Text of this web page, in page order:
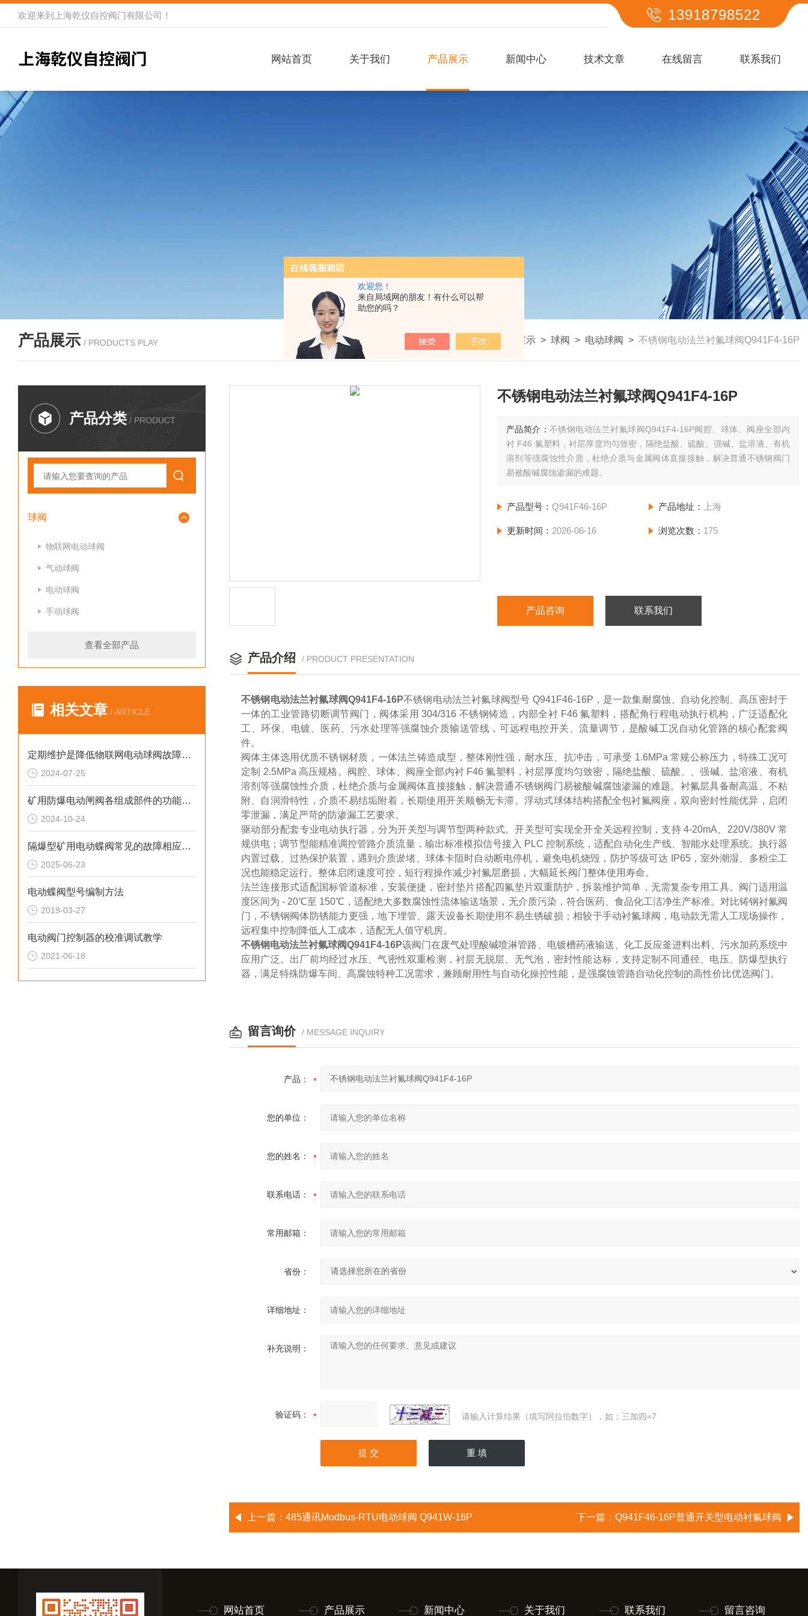
欢迎您！
来自局域网的朋友！有什么可以帮
助您的吗？
欢迎来到 上海乾仪自控阀门有限公司 ！ 13918798522
网站首页 关于我们 产品展示 新闻中心 技术文章 在线留言 联系我们
产品展示 / PRODUCTS PLAY 我的位置： 首页> 产品展示 > 球阀 > 电动球阀 > 不锈钢电动法兰衬氟球阀Q941F4-16P
产品分类 / PRODUCT
球阀
物联网电动球阀
气动球阀
电动球阀
手动球阀
查看全部产品
相关文章 / ARTICLE
定期维护是降低物联网电动球阀故障率的关键方法
2024-07-25
矿用防爆电动闸阀各组成部件的功能特点介绍
2024-10-24
隔爆型矿用电动蝶阀常见的故障相应解决方法
2025-06-23
电动蝶阀型号编制方法
2019-03-27
电动阀门控制器的校准调试教学
2021-06-18
不锈钢电动法兰衬氟球阀Q941F4-16P
产品简介：不锈钢电动法兰衬氟球阀Q941F4-16P阀腔、球体、阀座全部内
衬 F46 氟塑料，衬层厚度均匀致密，隔绝盐酸、硫酸、强碱、盐溶液、有机
溶剂等强腐蚀性介质，杜绝介质与金属阀体直接接触，解决普通不锈钢阀门
易被酸碱腐蚀渗漏的难题。
产品型号：Q941F46-16P 产品地址： 上海
更新时间： 2026-06-16 浏览次数： 175
产品咨询 联系我们
产品介绍 / PRODUCT PRESENTATION
不锈钢电动法兰衬氟球阀Q941F4-16P不锈钢电动法兰衬氟球阀型号 Q941F46-16P，是一款集耐腐蚀、自动化控制、高压密封于
一体的工业管路切断调节阀门，阀体采用 304/316 不锈钢铸造，内部全衬 F46 氟塑料，搭配角行程电动执行机构，广泛适配化
工、环保、电镀、医药、污水处理等强腐蚀介质输送管线，可远程电控开关、流量调节，是酸碱工况自动化管路的核心配套阀
件。
阀体主体选用优质不锈钢材质，一体法兰铸造成型，整体刚性强，耐水压、抗冲击，可承受 1.6MPa 常规公称压力，特殊工况可
定制 2.5MPa 高压规格。阀腔、球体、阀座全部内衬 F46 氟塑料，衬层厚度均匀致密，隔绝盐酸、硫酸、、强碱、盐溶液、有机
溶剂等强腐蚀性介质，杜绝介质与金属阀体直接接触，解决普通不锈钢阀门易被酸碱腐蚀渗漏的难题。衬氟层具备耐高温、不粘
附、自润滑特性，介质不易结垢附着，长期使用开关顺畅无卡滞。浮动式球体结构搭配全包衬氟阀座，双向密封性能优异，启闭
零泄漏，满足严苛的防渗漏工艺要求。
驱动部分配套专业电动执行器，分为开关型与调节型两种款式。开关型可实现全开全关远程控制，支持 4-20mA、220V/380V 常
规供电；调节型能精准调控管路介质流量，输出标准模拟信号接入 PLC 控制系统，适配自动化生产线、智能水处理系统。执行器
内置过载、过热保护装置，遇到介质淤堵、球体卡阻时自动断电停机，避免电机烧毁，防护等级可达 IP65，室外潮湿、多粉尘工
况也能稳定运行。整体启闭速度可控，短行程操作减少衬氟层磨损，大幅延长阀门整体使用寿命。
法兰连接形式适配国标管道标准，安装便捷，密封垫片搭配四氟垫片双重防护，拆装维护简单，无需复杂专用工具。阀门适用温
度区间为 - 20℃至 150℃，适配绝大多数腐蚀性流体输送场景，无介质污染，符合医药、食品化工洁净生产标准。对比铸钢衬氟阀
门，不锈钢阀体防锈能力更强，地下埋管、露天设备长期使用不易生锈破损；相较于手动衬氟球阀，电动款无需人工现场操作，
远程集中控制降低人工成本，适配无人值守机房。
不锈钢电动法兰衬氟球阀Q941F4-16P该阀门在废气处理酸碱喷淋管路、电镀槽药液输送、化工反应釜进料出料、污水加药系统中
应用广泛。出厂前均经过水压、气密性双重检测，衬层无脱层、无气泡，密封性能达标，支持定制不同通径、电压、防爆型执行
器，满足特殊防爆车间、高腐蚀特种工况需求，兼顾耐用性与自动化操控性能，是强腐蚀管路自动化控制的高性价比优选阀门。
留言询价 / MESSAGE INQUIRY
产品：
您的单位：
您的姓名：
联系电话：
常用邮箱：
省份：
详细地址：
补充说明：
验证码： 请输入计算结果（填写阿拉伯数字），如：三加四=7
上一篇： 485通讯Modbus-RTU电动球阀 Q941W-16P 下一篇： Q941F46-16P普通开关型电动衬氟球阀
网站首页 产品展示 新闻中心 关于我们 联系我们 留言咨询